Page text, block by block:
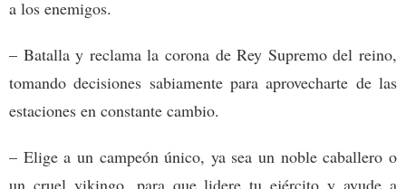
a los enemigos.
– Batalla y reclama la corona de Rey Supremo del reino,
tomando decisiones sabiamente para aprovecharte de las
estaciones en constante cambio.
– Elige a un campeón único, ya sea un noble caballero o
un cruel vikingo, para que lidere tu ejército y ayude a